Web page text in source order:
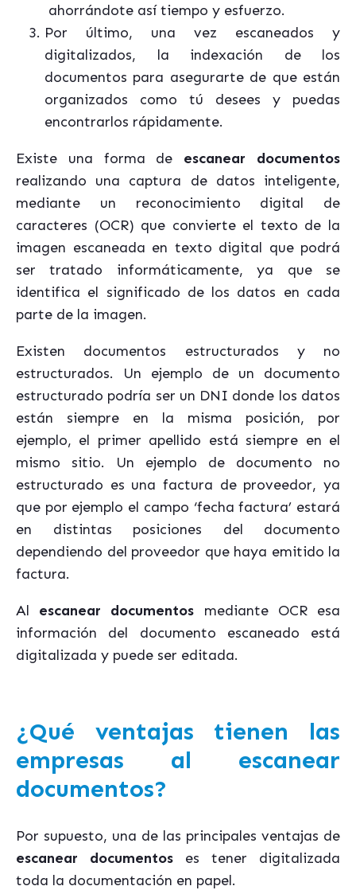
ahorrándote así tiempo y esfuerzo.
Por último, una vez escaneados y
digitalizados, la indexación de los
documentos para asegurarte de que están
organizados como tú desees y puedas
encontrarlos rápidamente.
Existe una forma de escanear documentos
realizando una captura de datos inteligente,
mediante un reconocimiento digital de
caracteres (OCR) que convierte el texto de la
imagen escaneada en texto digital que podrá
ser tratado informáticamente, ya que se
identifica el significado de los datos en cada
parte de la imagen.
Existen documentos estructurados y no
estructurados. Un ejemplo de un documento
estructurado podría ser un DNI donde los datos
están siempre en la misma posición, por
ejemplo, el primer apellido está siempre en el
mismo sitio. Un ejemplo de documento no
estructurado es una factura de proveedor, ya
que por ejemplo el campo ‘fecha factura’ estará
en distintas posiciones del documento
dependiendo del proveedor que haya emitido la
factura.
Al escanear documentos mediante OCR esa
información del documento escaneado está
digitalizada y puede ser editada.
¿Qué ventajas tienen las
empresas al escanear
documentos?
Por supuesto, una de las principales ventajas de
escanear documentos es tener digitalizada
toda la documentación en papel.